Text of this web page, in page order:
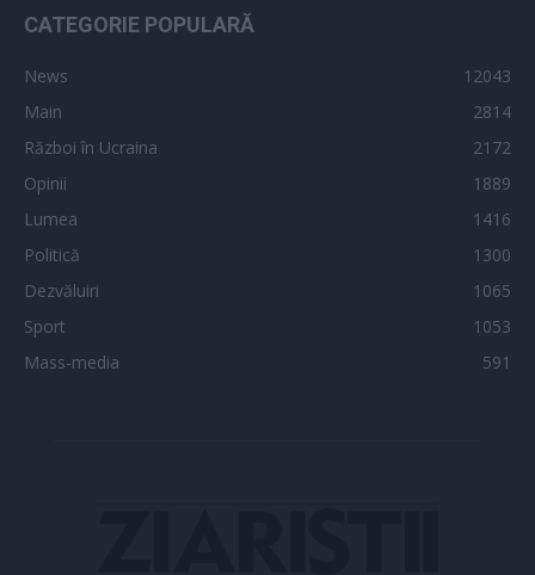
CATEGORIE POPULARĂ
News
12043
Main
2814
Război în Ucraina
2172
Opinii
1889
Lumea
1416
Politică
1300
Dezvăluiri
1065
Sport
1053
Mass-media
591